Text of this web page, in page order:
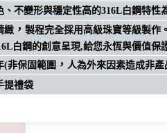
、不變形與穩定性高的316L白鋼特性
緻 ， 製程完全採用高級珠寶等級製作 。
白鋼的創意呈現,給您永恆與價值保
(非保固範圍 ， 人為外來因素造成非產
提禮袋